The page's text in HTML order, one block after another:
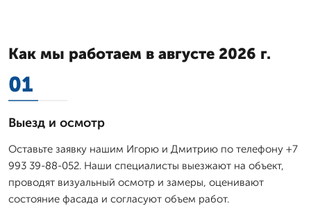
Как мы работаем в августе 2026 г.
01
Выезд и осмотр
Оставьте заявку нашим Игорю и Дмитрию по телефону +7
993 39-88-052. Наши специалисты выезжают на объект,
проводят визуальный осмотр и замеры, оценивают
состояние фасада и согласуют объем работ.